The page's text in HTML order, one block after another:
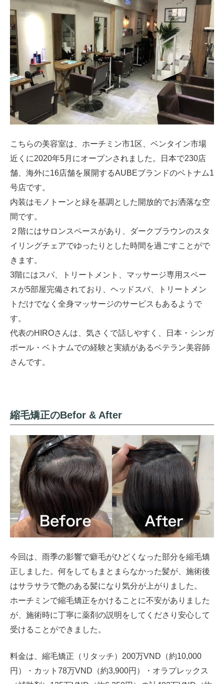
こちらの美容室は、ホーチミン市1区、ベンタイン市場
近くに2020年5月にオープンされました。日本で230店
舗、海外に16店舗を展開するAUBEブランドのベトナム1
号店です。
内装はモノトーンと緑を基調とした開放的でお洒落な空
間です。
２階にはサロンスペースがあり、ダークブラウンのスタ
イリングチェアでゆったりとした時間を過ごすことがで
きます。
3階にはスパ、トリートメント、マッサージ専用スペー
スが5部屋完備されており、ヘッドスパ、トリートメン
トだけでなく全身マッサージのサービスもあるようで
す。
代表のHIROさんは、気さくで話しやすく、日本・シンガ
ポール・ベトナムでの経験と実績があるベテラン美容師
さんです。
縮毛矯正のBefor & After
今回は、雨季の影響で癖毛がひどくなった部分を縮毛矯
正しました。何をしてもまとまらなかった髪が、施術後
はサラサラで艶のある髪になり気分が上がりました。
ホーチミンで縮毛矯正をかけることに不安がありました
が、施術時に丁寧に薬剤の説明をしてくださり安心して
受けることができました。
料金は、縮毛矯正（リタッチ）200万VND（約10,000
円）・カット78万VND（約3,900円）・オラプレックス